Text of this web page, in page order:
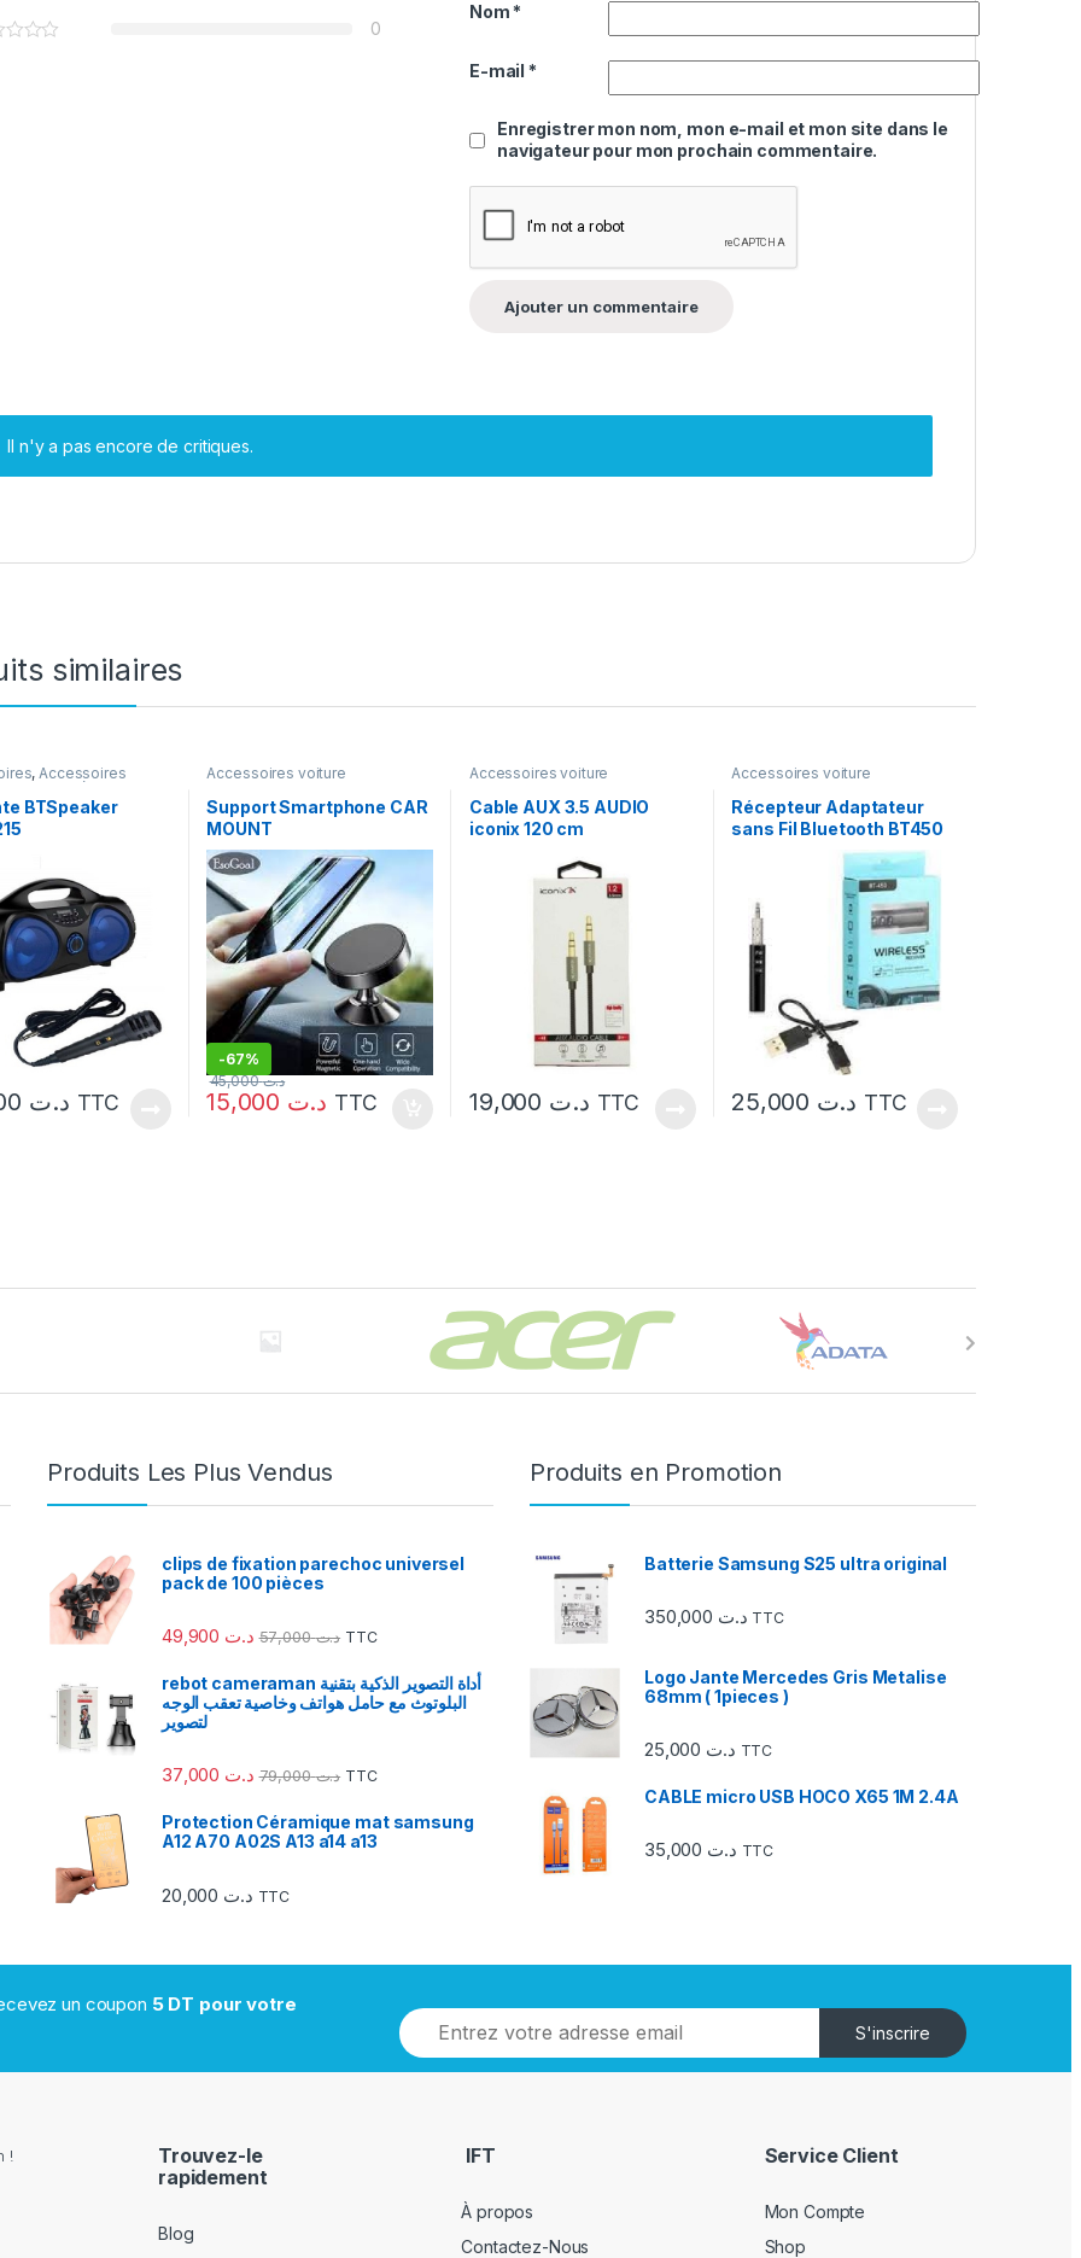
0
Nom *
E-mail *
Enregistrer mon nom, mon e-mail et mon site dans le
navigateur pour mon prochain commentaire.
Il n'y a pas encore de critiques.
similaires
,Accessoires
Audio & Vidéo
Bluetooth
BTSpeaker
د.ت TTC
Accessoires voiture
Support Smartphone CAR
MOUNT
-67%
د.ت
د.ت45,000
TTC
Accessoires voiture
Cable AUX 3.5 AUDIO
iconix 120 cm
د.ت TTC
Accessoires voiture
Récepteur Adaptateur
sans Fil Bluetooth BT450
د.ت TTC
Produits Les Plus Vendus
clips de fixation parechoc universel
pack de 100 pièces
د.ت د.ت57,000 TTC
rebot cameraman أداة التصوير الذكية بتقنية
البلوتوث مع حامل هواتف وخاصية تعقب الوجه
لتصوير
د.ت د.ت79,000 TTC
Protection Céramique mat samsung
A12 A70 A02S A13 a14 a13
د.ت TTC
Produits en Promotion
Batterie Samsung S25 ultra original
د.ت TTC
Logo Jante Mercedes Gris Metalise
68mm ( 1pieces )
د.ت TTC
CABLE micro USB HOCO X65 1M 2.4A
د.ت TTC
un coupon 5 DT pour votre
S'inscrire
!
Trouvez-le
rapidement
Blog
IFT
À propos
Contactez-Nous
Service Client
Mon Compte
Shop